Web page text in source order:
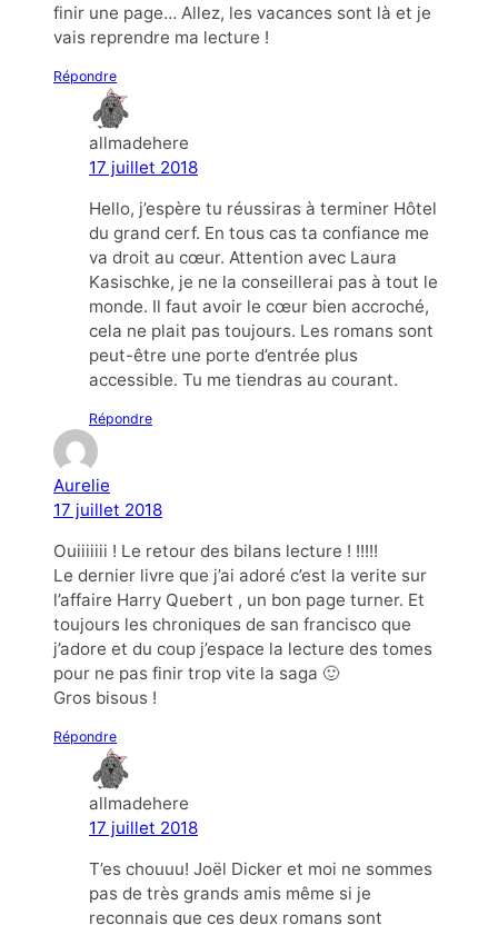
finir une page… Allez, les vacances sont là et je
vais reprendre ma lecture !
Répondre
allmadehere
17 juillet 2018
Hello, j’espère tu réussiras à terminer Hôtel
du grand cerf. En tous cas ta confiance me
va droit au cœur. Attention avec Laura
Kasischke, je ne la conseillerai pas à tout le
monde. Il faut avoir le cœur bien accroché,
cela ne plait pas toujours. Les romans sont
peut-être une porte d’entrée plus
accessible. Tu me tiendras au courant.
Répondre
Aurelie
17 juillet 2018
Ouiiiiiii ! Le retour des bilans lecture ! !!!!!
Le dernier livre que j’ai adoré c’est la verite sur
l’affaire Harry Quebert , un bon page turner. Et
toujours les chroniques de san francisco que
j’adore et du coup j’espace la lecture des tomes
pour ne pas finir trop vite la saga 🙂
Gros bisous !
Répondre
allmadehere
17 juillet 2018
T’es chouuu! Joël Dicker et moi ne sommes
pas de très grands amis même si je
reconnais que ces deux romans sont